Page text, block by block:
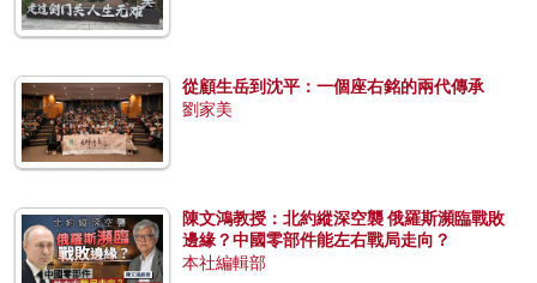
從顧生岳到沈平：一個座右銘的兩代傳承
劉家美
陳文鴻教授：北約縱深空襲 俄羅斯瀕臨戰敗
邊緣？中國零部件能左右戰局走向？
本社編輯部